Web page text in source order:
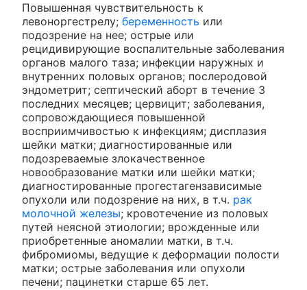
Повышенная чувствительность к
левоноргестрелу; беременность или
подозрение на нее; острые или
рецидивирующие воспалительные заболевания
органов малого таза; инфекции наружных и
внутренних половых органов; послеродовой
эндометрит; септический аборт в течение 3
последних месяцев; цервицит; заболевания,
сопровождающиеся повышенной
восприимчивостью к инфекциям; дисплазия
шейки матки; диагностированные или
подозреваемые злокачественное
новообразование матки или шейки матки;
диагностированные прогестагензависимые
опухоли или подозрение на них, в т.ч. рак
молочной железы; кровотечение из половых
путей неясной этиологии; врожденные или
приобретенные аномалии матки, в т.ч.
фибромиомы, ведущие к деформации полости
матки; острые заболевания или опухоли
печени; пацинетки старше 65 лет.